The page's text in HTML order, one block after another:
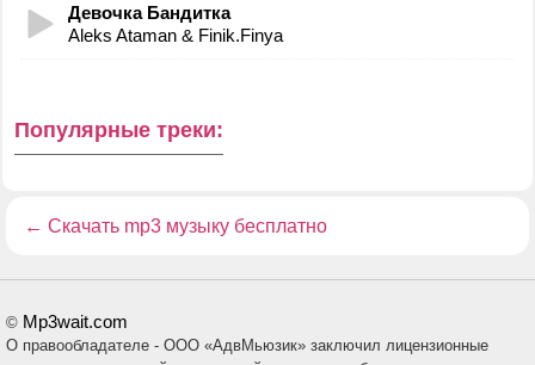
Девочка Бандитка
Aleks Ataman & Finik.Finya
Популярные треки:
← Скачать mp3 музыку бесплатно
© Mp3wait.com
О правообладателе - ООО «АдвМьюзик» заключил лицензионные